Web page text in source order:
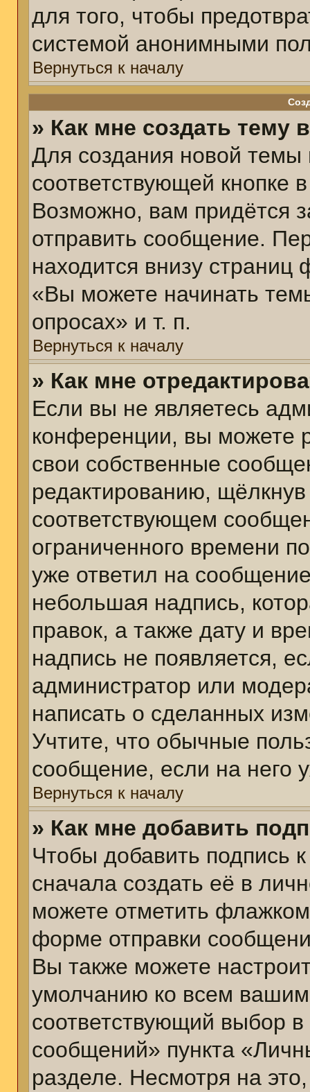
для того, чтобы
системой анонимными
Вернуться к началу
» Как мне создать тему
Для создания новой
соответствующей кнопке
Возможно, вам придётся
отправить сообщение.
находится внизу
«Вы можете начинать
опросах» и т. п.
Вернуться к началу
» Как мне
Если вы не являетесь
конференции, вы можете
свои собственные
редактированию,
соответствующем
ограниченного времени
уже ответил на
небольшая надпись,
правок, а также дату и
надпись не появляется,
администратор или
написать о сделанных
Учтите, что обычные
сообщение, если на него
Вернуться к началу
» Как мне добавить
Чтобы добавить
сначала создать её в
можете отметить
форме отправки
Вы также можете
умолчанию ко всем
соответствующий выбор
сообщений» пункта
разделе. Несмотря на